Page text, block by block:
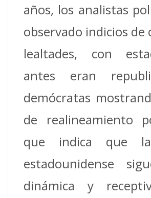
años, los analistas
observado indicios de
lealtades, con
antes eran
demócratas
de realineamiento
que indica que
estadounidense
dinámica y